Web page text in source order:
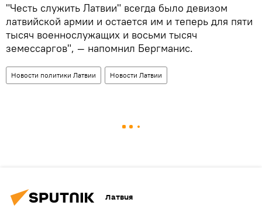
"Честь служить Латвии" всегда было девизом
латвийской армии и остается им и теперь для пяти
тысяч военнослужащих и восьми тысяч
земессаргов", — напомнил Бергманис.
Новости политики Латвии Новости Латвии
Латвия